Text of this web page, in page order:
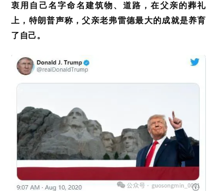
衷用自己名字命名建筑物、道路，在父亲的葬礼
上 ，特朗普声称，父亲老弗雷德最大的成就是养育
了 自己。